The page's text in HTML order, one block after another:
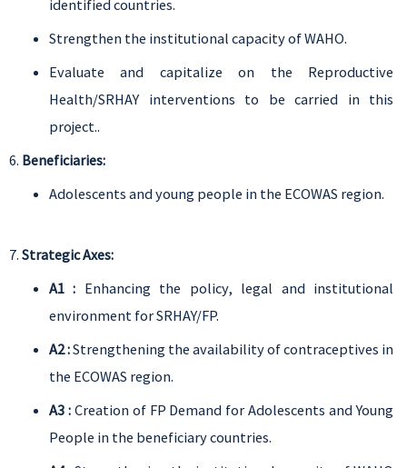
identified countries.
Strengthen the institutional capacity of WAHO.
Evaluate and capitalize on the Reproductive
Health/SRHAY interventions to be carried in this
project..
Beneficiaries:
Adolescents and young people in the ECOWAS region.
Strategic Axes:
A1 : Enhancing the policy, legal and institutional
environment for SRHAY/FP.
A2 :Strengthening the availability of contraceptives in
the ECOWAS region.
A3 :Creation of FP Demand for Adolescents and Young
People in the beneficiary countries.